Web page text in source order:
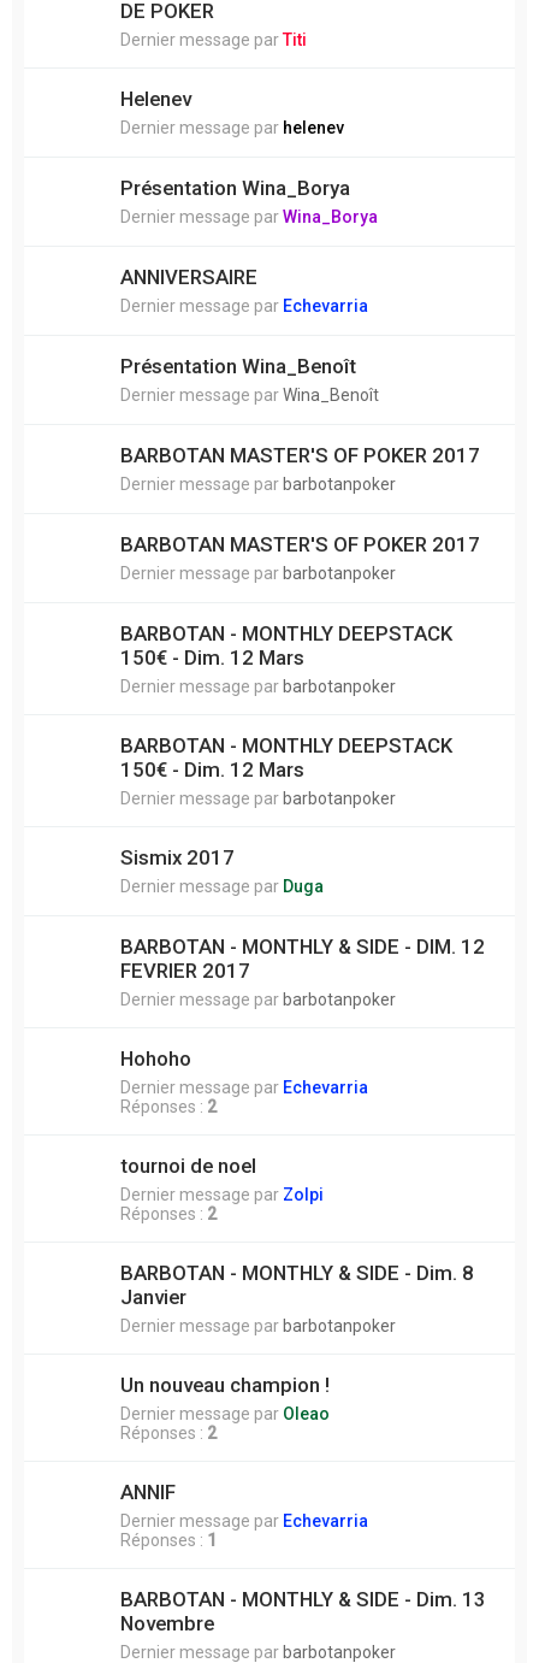
DE POKER
Dernier message parTiti
Helenev
Dernier message par helenev
Présentation Wina_Borya
Dernier message parWina_Borya
ANNIVERSAIRE
Dernier message par Echevarria
Présentation Wina_Benoît
Dernier message parWina_Benoît
BARBOTAN MASTER'S OF POKER 2017
Dernier message parbarbotanpoker
BARBOTAN MASTER'S OF POKER 2017
Dernier message parbarbotanpoker
BARBOTAN - MONTHLY DEEPSTACK
150€ - Dim. 12 Mars
Dernier message parbarbotanpoker
BARBOTAN - MONTHLY DEEPSTACK
150€ - Dim. 12 Mars
Dernier message parbarbotanpoker
Sismix 2017
Dernier message par Duga
BARBOTAN - MONTHLY & SIDE - DIM. 12
FEVRIER 2017
Dernier message parbarbotanpoker
Hohoho
Dernier message par Echevarria
Réponses : 2
tournoi de noel
Dernier message par Zolpi
Réponses : 2
BARBOTAN - MONTHLY & SIDE - Dim. 8
Janvier
Dernier message parbarbotanpoker
Un nouveau champion !
Dernier message par Oleao
Réponses : 2
ANNIF
Dernier message par Echevarria
Réponses : 1
BARBOTAN - MONTHLY & SIDE - Dim. 13
Novembre
Dernier message parbarbotanpoker